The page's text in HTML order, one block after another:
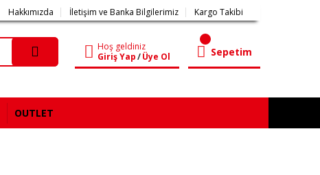
Hakkımızda İletişim ve Banka Bilgilerimiz Kargo Takibi
Hoş geldiniz
Giriş Yap/Üye Ol Sepetim
OUTLET